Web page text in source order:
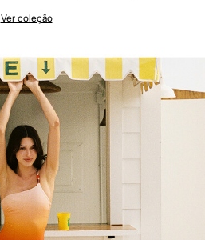
Ver coleção